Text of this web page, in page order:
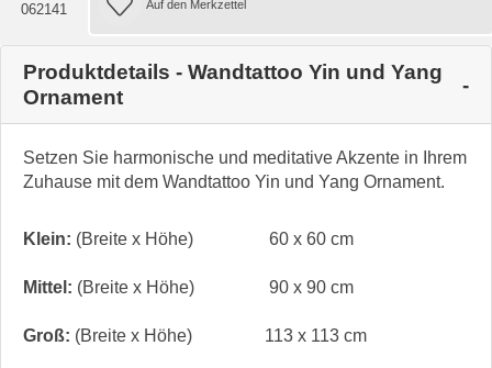
062141
Produktdetails - Wandtattoo Yin und Yang
Ornament
Setzen Sie harmonische und meditative Akzente in Ihrem
Zuhause mit dem Wandtattoo Yin und Yang Ornament.
Klein: (Breite x Höhe) 60 x 60 cm
Mittel: (Breite x Höhe) 90 x 90 cm
Groß: (Breite x Höhe) 113 x 113 cm